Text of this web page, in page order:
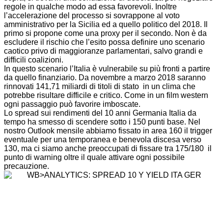
regole in qualche modo ad essa favorevoli. Inoltre
l’accelerazione del processo si sovrappone al voto
amministrativo per la Sicilia ed a quello politico del 2018. Il
primo si propone come una proxy per il secondo. Non è da
escludere il rischio che l’esito possa definire uno scenario
caotico privo di maggioranze parlamentari, salvo grandi e
difficili coalizioni.
In questo scenario l’Italia è vulnerabile su più fronti a partire
da quello finanziario. Da novembre a marzo 2018 saranno
rinnovati 141,71 miliardi di titoli di stato in un clima che
potrebbe risultare difficile e critico. Come in un film western
ogni passaggio può favorire imboscate.
Lo spread sui rendimenti del 10 anni Germania Italia da
tempo ha smesso di scendere sotto i 150 punti base. Nel
nostro Outlook mensile abbiamo fissato in area 160 il trigger
eventuale per una temporanea e benevola discesa verso
130, ma ci siamo anche preoccupati di fissare tra 175/180 il
punto di warning oltre il quale attivare ogni possibile
precauzione.